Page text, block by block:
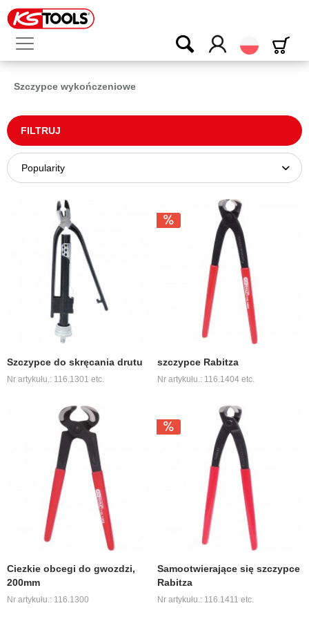
Polski
Szczypce wykończeniowe
FILTRUJ
Szczypce do skręcania drutu
Nr artykułu.: 116.1301 etc.
szczypce Rabitza
Nr artykułu.: 116.1404 etc.
Ciezkie obcegi do gwozdzi,
200mm
Nr artykułu.: 116.1300
Samootwierające się szczypce
Rabitza
Nr artykułu.: 116.1411 etc.